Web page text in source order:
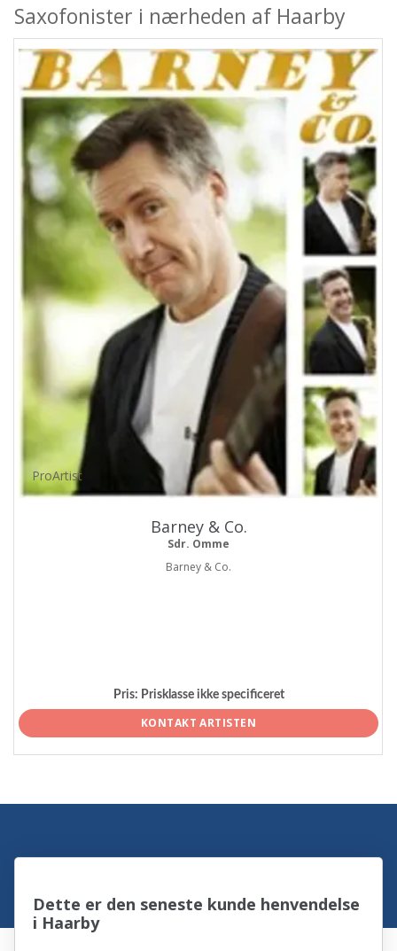
Saxofonister i nærheden af Haarby
ProArtist
Barney & Co.
Sdr. Omme
Barney & Co.
Pris: Prisklasse ikke specificeret
KONTAKT ARTISTEN
Dette er den seneste kunde henvendelse
i Haarby